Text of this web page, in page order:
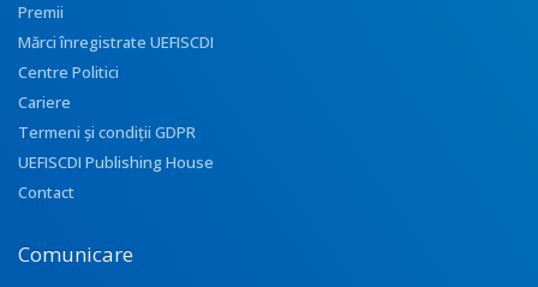
Premii
Mărci înregistrate UEFISCDI
Centre Politici
Cariere
Termeni și condiții GDPR
UEFISCDI Publishing House
Contact
Comunicare